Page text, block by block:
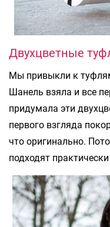
Двухцветные
Мы привыкли к
Шанель взяла и все
придумала эти
первого взгляда
что оригинально.
подходят